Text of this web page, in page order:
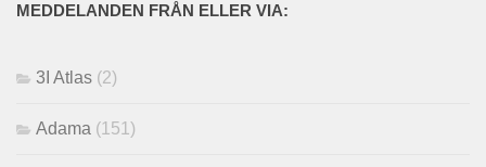
MEDDELANDEN FRÅN ELLER VIA:
3I Atlas (2)
Adama (151)